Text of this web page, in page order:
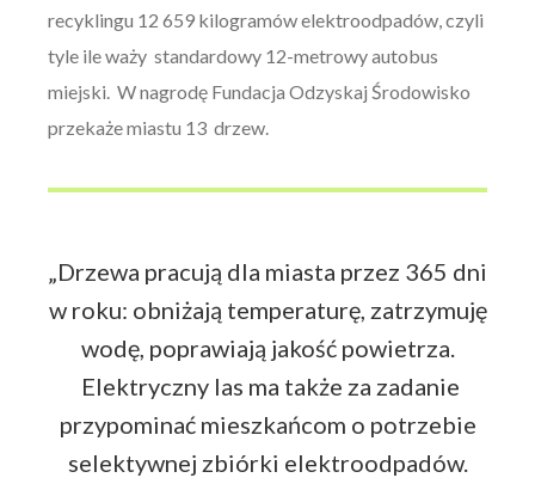
recyklingu 12 659 kilogramów elektroodpadów, czyli
tyle ile waży standardowy 12-metrowy autobus
miejski. W nagrodę Fundacja Odzyskaj Środowisko
przekaże miastu 13 drzew.
„Drzewa pracują dla miasta przez 365 dni
w roku: obniżają temperaturę, zatrzymuję
wodę, poprawiają jakość powietrza.
Elektryczny las ma także za zadanie
przypominać mieszkańcom o potrzebie
selektywnej zbiórki elektroodpadów.